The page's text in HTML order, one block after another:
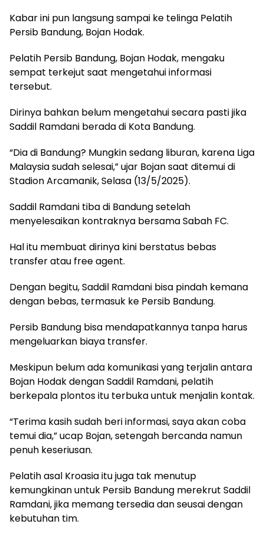
Kabar ini pun langsung sampai ke telinga Pelatih
Persib Bandung, Bojan Hodak.
Pelatih Persib Bandung, Bojan Hodak, mengaku
sempat terkejut saat mengetahui informasi
tersebut.
Dirinya bahkan belum mengetahui secara pasti jika
Saddil Ramdani berada di Kota Bandung.
“Dia di Bandung? Mungkin sedang liburan, karena Liga
Malaysia sudah selesai,” ujar Bojan saat ditemui di
Stadion Arcamanik, Selasa (13/5/2025).
Saddil Ramdani tiba di Bandung setelah
menyelesaikan kontraknya bersama Sabah FC.
Hal itu membuat dirinya kini berstatus bebas
transfer atau free agent.
Dengan begitu, Saddil Ramdani bisa pindah kemana
dengan bebas, termasuk ke Persib Bandung.
Persib Bandung bisa mendapatkannya tanpa harus
mengeluarkan biaya transfer.
Meskipun belum ada komunikasi yang terjalin antara
Bojan Hodak dengan Saddil Ramdani, pelatih
berkepala plontos itu terbuka untuk menjalin kontak.
“Terima kasih sudah beri informasi, saya akan coba
temui dia,” ucap Bojan, setengah bercanda namun
penuh keseriusan.
Pelatih asal Kroasia itu juga tak menutup
kemungkinan untuk Persib Bandung merekrut Saddil
Ramdani, jika memang tersedia dan seusai dengan
kebutuhan tim.